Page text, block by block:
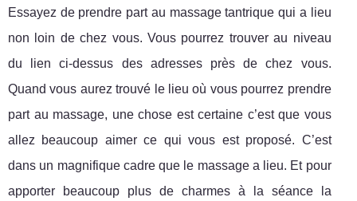
Essayez de prendre part au massage tantrique qui a lieu
non loin de chez vous. Vous pourrez trouver au niveau
du lien ci-dessus des adresses près de chez vous.
Quand vous aurez trouvé le lieu où vous pourrez prendre
part au massage, une chose est certaine c’est que vous
allez beaucoup aimer ce qui vous est proposé. C’est
dans un magnifique cadre que le massage a lieu. Et pour
apporter beaucoup plus de charmes à la séance la